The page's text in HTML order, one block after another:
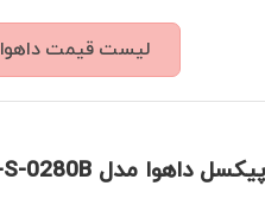
لیست قیمت داهوا